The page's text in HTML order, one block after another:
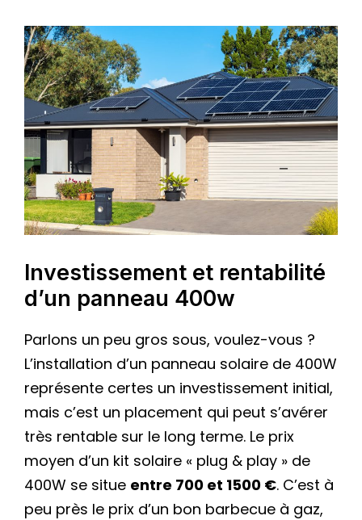
Investissement et rentabilité
d’un panneau 400w
Parlons un peu gros sous, voulez-vous ?
L’installation d’un panneau solaire de 400W
représente certes un investissement initial,
mais c’est un placement qui peut s’avérer
très rentable sur le long terme. Le prix
moyen d’un kit solaire « plug & play » de
400W se situe entre 700 et 1500 €. C’est à
peu près le prix d’un bon barbecue à gaz,